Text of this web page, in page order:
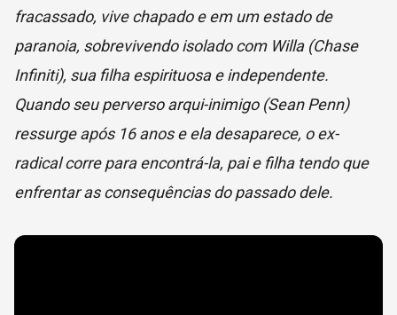
fracassado, vive chapado e em um estado de
paranoia, sobrevivendo isolado com Willa (Chase
Infiniti), sua filha espirituosa e independente.
Quando seu perverso arqui-inimigo (Sean Penn)
ressurge após 16 anos e ela desaparece, o ex-
radical corre para encontrá-la, pai e filha tendo que
enfrentar as consequências do passado dele.